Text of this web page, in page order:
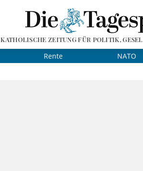
KATHOLISCHE ZEITUNG FÜR POLITIK,
Rente NATO